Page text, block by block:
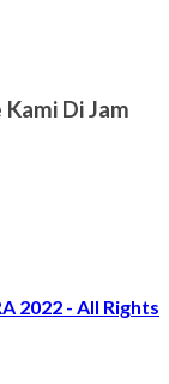
Di Jam
2022 - All Rights